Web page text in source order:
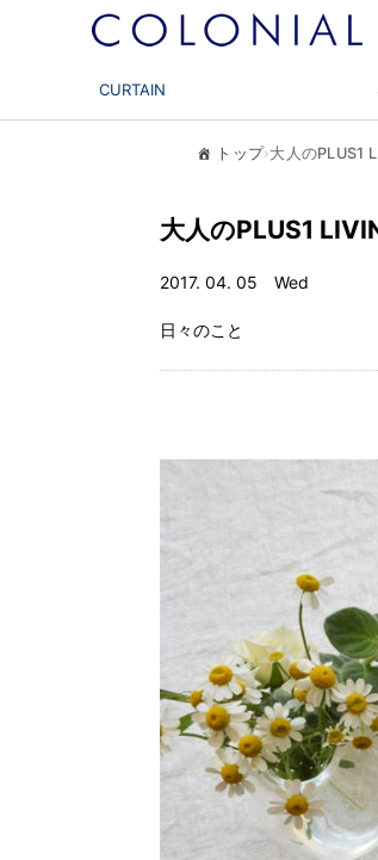
CURTAIN
トップ›大人のPLUS1
大人のPLUS1
2017. 04. 05 Wed
日々のこと